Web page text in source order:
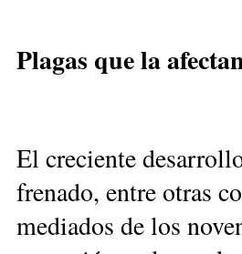
Plagas que la
El cre­cien­te
fre­na­do, en­tre otras
me­dia­dos de los